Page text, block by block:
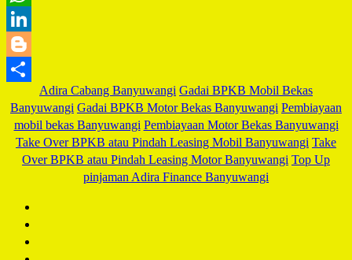
Share
Adira Cabang Banyuwangi Gadai BPKB Mobil Bekas
Banyuwangi Gadai BPKB Motor Bekas Banyuwangi Pembiayaan
mobil bekas Banyuwangi Pembiayaan Motor Bekas Banyuwangi
Take Over BPKB atau Pindah Leasing Mobil Banyuwangi Take
Over BPKB atau Pindah Leasing Motor Banyuwangi Top Up
pinjaman Adira Finance Banyuwangi